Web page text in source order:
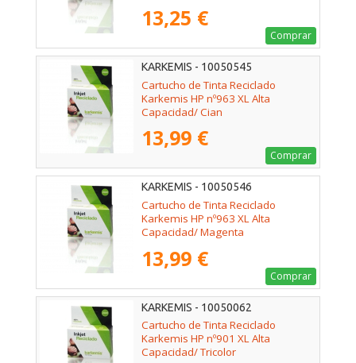
13,25 €
Comprar
KARKEMIS - 10050545
Cartucho de Tinta Reciclado
Karkemis HP nº963 XL Alta
Capacidad/ Cian
13,99 €
Comprar
KARKEMIS - 10050546
Cartucho de Tinta Reciclado
Karkemis HP nº963 XL Alta
Capacidad/ Magenta
13,99 €
Comprar
KARKEMIS - 10050062
Cartucho de Tinta Reciclado
Karkemis HP nº901 XL Alta
Capacidad/ Tricolor